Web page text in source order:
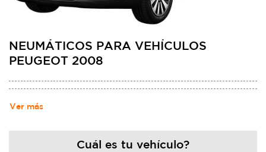
NEUMÁTICOS PARA VEHÍCULOS
PEUGEOT 2008
Ver más
Cuál es tu vehículo?